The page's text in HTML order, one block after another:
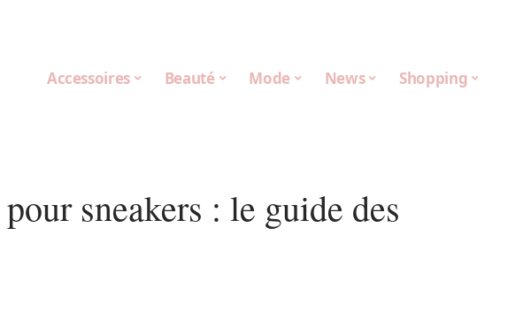
Accessoires Beauté Mode News Shopping
sneakers : le guide des